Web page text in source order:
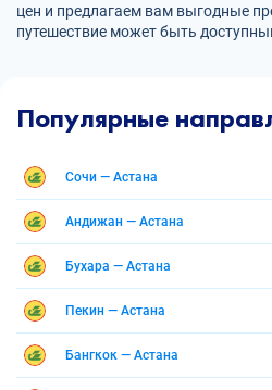
цен и предлагаем вам выгодные
путешествие может быть
Популярные
Сочи — Астана
Андижан — Астана
Бухара — Астана
Пекин — Астана
Бангкок — Астана